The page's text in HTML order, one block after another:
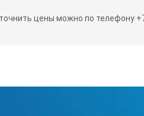
цены можно по телефону